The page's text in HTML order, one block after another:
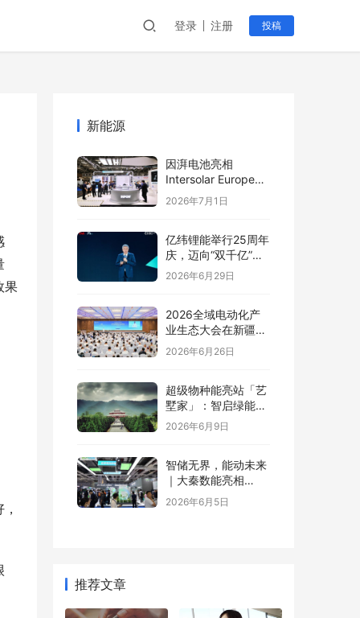
登录 注册 投稿
果
新能源
因湃电池亮相
Intersolar Europe
2026:以车规级安全
推动全球储能产业标
2026年7月1日
亿纬锂能举行25周年
庆，迈向“双千亿”新
阶段
2026年6月29日
2026全域电动化产
业生态大会在新疆塔
城盛大开幕
2026年6月26日
超级物种能亮站「艺
墅家」：智启绿能，
省钱又增值
2026年6月9日
智储无界，能动未来
｜大秦数能亮相
SNEC，以全场景储
能方案诠释“智储”新
2026年6月5日
推荐文章